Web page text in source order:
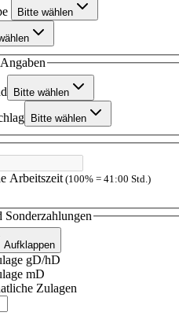
Bitte wählen
Bitte wählen
Bitte wählen
Arbeitszeit (100% = 41:00 Std.)
Sonderzahlungen
Aufklappen
gD/hD
mD
Zulagen